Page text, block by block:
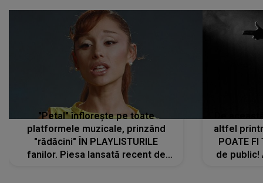
"Petal" înflorește pe toate
platformele muzicale, prinzând
"rădăcini" ÎN PLAYLISTURILE
fanilor. Piesa lansată recent de
altfel
POATE FI
de public!